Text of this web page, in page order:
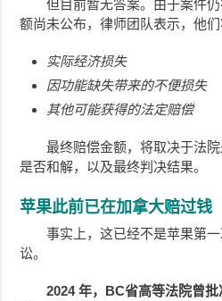
但目前暂无答案。由于案件
额尚未公布，律师团队表示，他们
实际经济损失
因功能缺失带来的不便损失
其他可能获得的法定赔偿
最终赔偿金额，将取决于法
是否和解，以及最终判决结果。
苹果此前已在加拿大赔过钱
事实上，这已经不是苹果第
讼。
2024 年，BC省高等法院曾